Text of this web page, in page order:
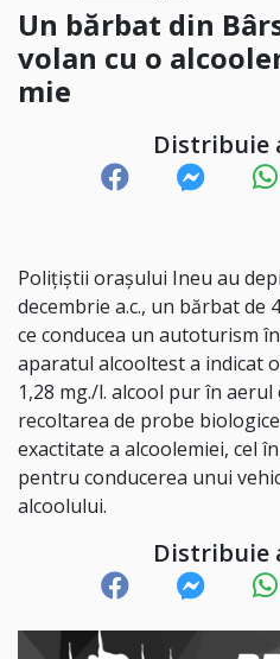
Un bărbat din
volan cu o
mie
Distribuie
Polițiștii orașului Ineu au
decembrie a.c., un bărbat de
ce conducea un autoturism
aparatul alcooltest a indicat
1,28 mg./l. alcool pur în
recoltarea de probe
exactitate a alcoolemiei, cel
pentru conducerea unui
alcoolului.
Distribuie